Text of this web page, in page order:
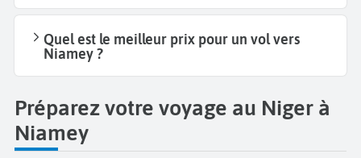
Quel est le meilleur prix pour un vol vers
Niamey ?
Préparez votre voyage au Niger à
Niamey